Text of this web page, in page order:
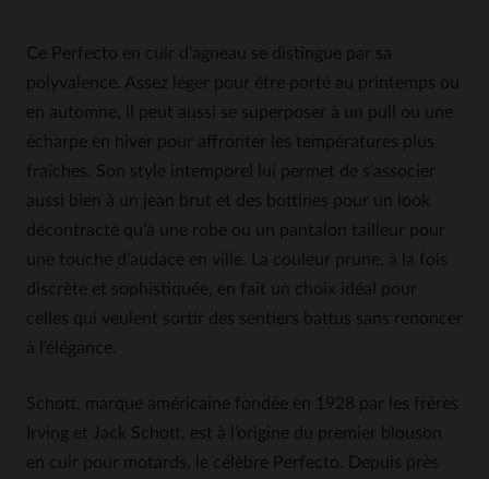
Ce Perfecto en cuir d’agneau se distingue par sa
polyvalence. Assez léger pour être porté au printemps ou
en automne, il peut aussi se superposer à un pull ou une
écharpe en hiver pour affronter les températures plus
fraîches. Son style intemporel lui permet de s’associer
aussi bien à un jean brut et des bottines pour un look
décontracté qu’à une robe ou un pantalon tailleur pour
une touche d’audace en ville. La couleur prune, à la fois
discrète et sophistiquée, en fait un choix idéal pour
celles qui veulent sortir des sentiers battus sans renoncer
à l’élégance.
Schott, marque américaine fondée en 1928 par les frères
Irving et Jack Schott, est à l’origine du premier blouson
en cuir pour motards, le célèbre Perfecto. Depuis près